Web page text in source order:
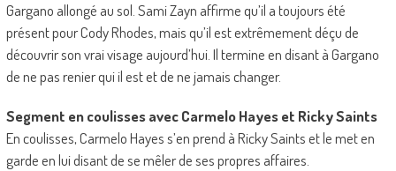
Gargano allongé au sol. Sami Zayn affirme qu’il a toujours été
présent pour Cody Rhodes, mais qu’il est extrêmement déçu de
découvrir son vrai visage aujourd’hui. Il termine en disant à Gargano
de ne pas renier qui il est et de ne jamais changer.
Segment en coulisses avec Carmelo Hayes et Ricky Saints
En coulisses, Carmelo Hayes s’en prend à Ricky Saints et le met en
garde en lui disant de se mêler de ses propres affaires.